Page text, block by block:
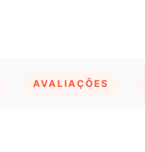
AVALIAÇÕES